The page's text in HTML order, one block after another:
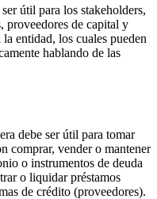
útil para los stakeholders,
proveedores de capital y
entidad, los cuales pueden
hablando de las
debe ser útil para tomar
comprar, vender o mantener
o instrumentos de deuda
o liquidar préstamos
de crédito (proveedores).